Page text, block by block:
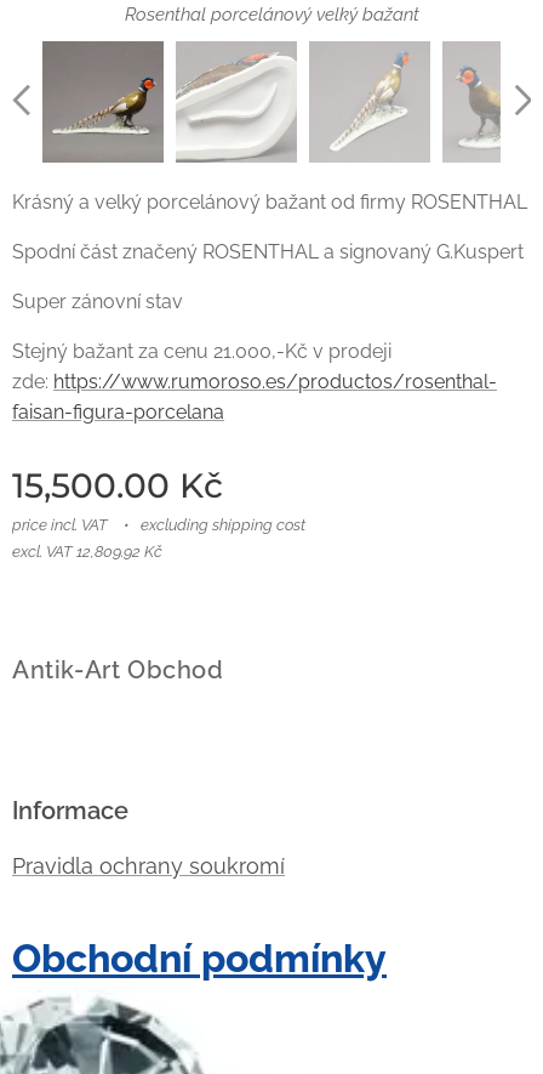
Rosenthal porcelánový velký bažant
Rosenthal porcelánový velký bažant
Rosenthal porcelánový velký bažant
Krásný a velký porcelánový bažant od firmy ROSENTHAL
Spodní část značený ROSENTHAL a signovaný G.Kuspert
Super zánovní stav
Stejný bažant za cenu 21.000,-Kč v prodeji
zde: https://www.rumoroso.es/productos/rosenthal-
faisan-figura-porcelana
15,500.00 Kč
price incl. VAT
excluding shipping cost
excl. VAT 12,809.92 Kč
Antik-Art Obchod
Informace
Pravidla ochrany soukromí
Obchodní podmínky